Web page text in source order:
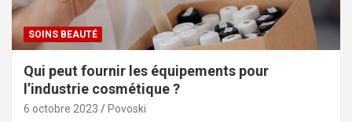
SOINS BEAUTÉ
Qui peut fournir les équipements pour
l’industrie cosmétique ?
6 octobre 2023 Povoski